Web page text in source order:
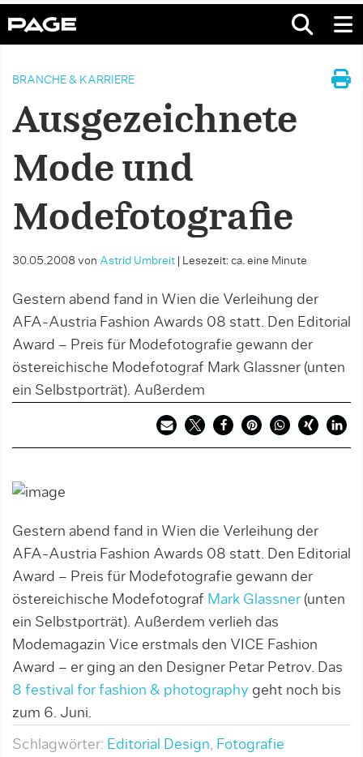
BRANCHE & KARRIERE
Ausgezeichnete
Mode und
Modefotografie
30.05.2008 von Astrid Umbreit Lesezeit: ca. eine Minute
Gestern abend fand in Wien die Verleihung der
AFA-Austria Fashion Awards 08 statt. Den Editorial
Award – Preis für Modefotografie gewann der
östereichische Modefotograf Mark Glassner (unten
ein Selbstporträt). Außerdem
Gestern abend fand in Wien die Verleihung der
AFA-Austria Fashion Awards 08 statt. Den Editorial
Award – Preis für Modefotografie gewann der
östereichische Modefotograf Mark Glassner (unten
ein Selbstporträt). Außerdem verlieh das
Modemagazin Vice erstmals den VICE Fashion
Award – er ging an den Designer Petar Petrov. Das
8 festival for fashion & photography geht noch bis
zum 6. Juni.
Schlagwörter: Editorial Design Fotografie